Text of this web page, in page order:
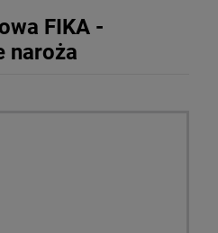
FIKA -
naroża